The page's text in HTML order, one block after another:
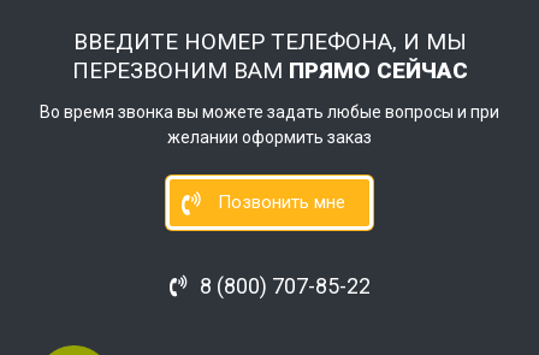
ВВЕДИТЕ НОМЕР ТЕЛЕФОНА, И МЫ
ПЕРЕЗВОНИМ ВАМ ПРЯМО СЕЙЧАС
Во время звонка вы можете задать любые вопросы и при
желании оформить заказ
Позвонить мне
8 (800) 707-85-22